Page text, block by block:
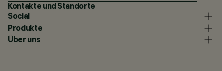
Kontakte und Standorte
Social
Produkte
Über uns